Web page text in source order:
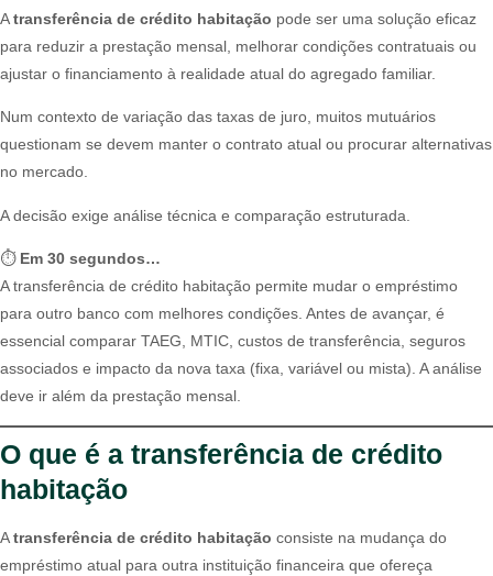
Atransferência de crédito habitação pode ser uma solução eficaz
para reduzir a prestação mensal, melhorar condições contratuais ou
ajustar o financiamento à realidade atual do agregado familiar.
Num contexto de variação das taxas de juro, muitos mutuários
questionam se devem manter o contrato atual ou procurar alternativas
no mercado.
A decisão exige análise técnica e comparação estruturada.
⏱️ Em 30 segundos…
A transferência de crédito habitação permite mudar o empréstimo
para outro banco com melhores condições. Antes de avançar, é
essencial comparar TAEG, MTIC, custos de transferência, seguros
associados e impacto da nova taxa (fixa, variável ou mista). A análise
deve ir além da prestação mensal.
O que é a transferência de crédito
habitação
Atransferência de crédito habitação consiste na mudança do
empréstimo atual para outra instituição financeira que ofereça